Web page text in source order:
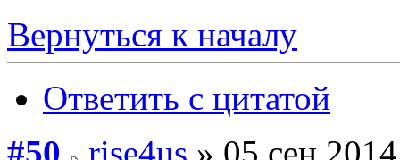
Вернуться к началу
Ответить с цитатой
#50
rise4us » 05 сен